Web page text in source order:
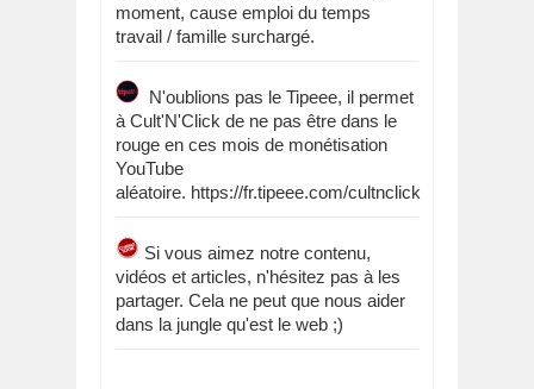
moment, cause emploi du temps
travail / famille surchargé.
N'oublions pas le Tipeee, il permet
à Cult'N'Click de ne pas être dans le
rouge en ces mois de monétisation
YouTube
aléatoire. https://fr.tipeee.com/cultnclick
Si vous aimez notre contenu,
vidéos et articles, n'hésitez pas à les
partager. Cela ne peut que nous aider
dans la jungle qu'est le web ;)